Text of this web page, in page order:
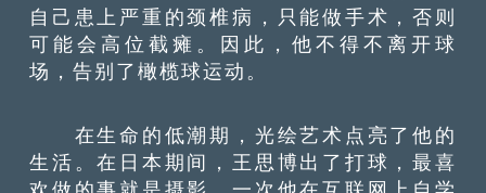
自己患上严重的颈椎病，只能做手术，否则
可能会高位截瘫。因此，他不得不离开球
场，告别了橄榄球运动。
在生命的低潮期，光绘艺术点亮了他的
生活。在日本期间，王思博出了打球，最喜